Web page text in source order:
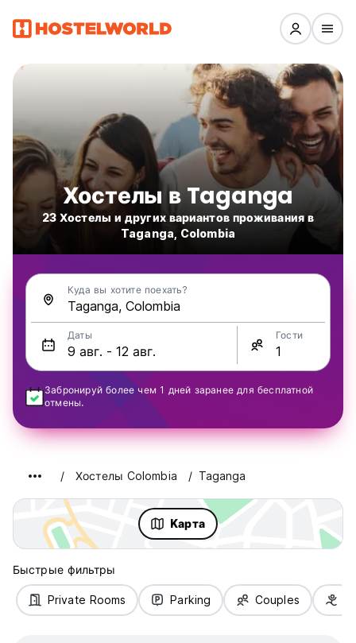
Хостелы в Taganga
23 Хостелы и других вариантов проживания в
Taganga, Colombia
Куда вы хотите поехать?
Даты Гости
Забронируй более чем 1 дней заранее для бесплатной
отмены.
Хостелы Colombia Taganga
Kарта
Быстрые фильтры
Private Rooms Parking Couples